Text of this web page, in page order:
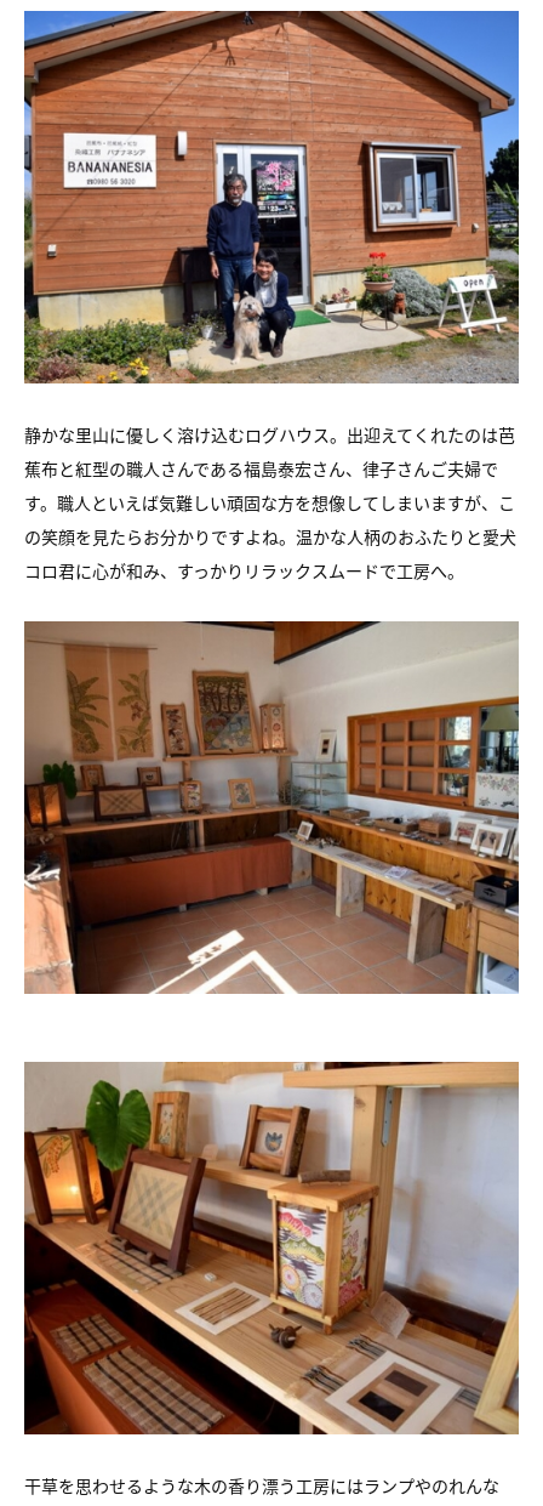
静かな里山に優しく溶け込むログハウス。出迎えてくれたのは芭
蕉布と紅型の職人さんである福島泰宏さん、律子さんご夫婦で
す。職人といえば気難しい頑固な方を想像してしまいますが、こ
の笑顔を見たらお分かりですよね。温かな人柄のおふたりと愛犬
コロ君に心が和み、すっかりリラックスムードで工房へ。
干草を思わせるような木の香り漂う工房にはランプやのれんな